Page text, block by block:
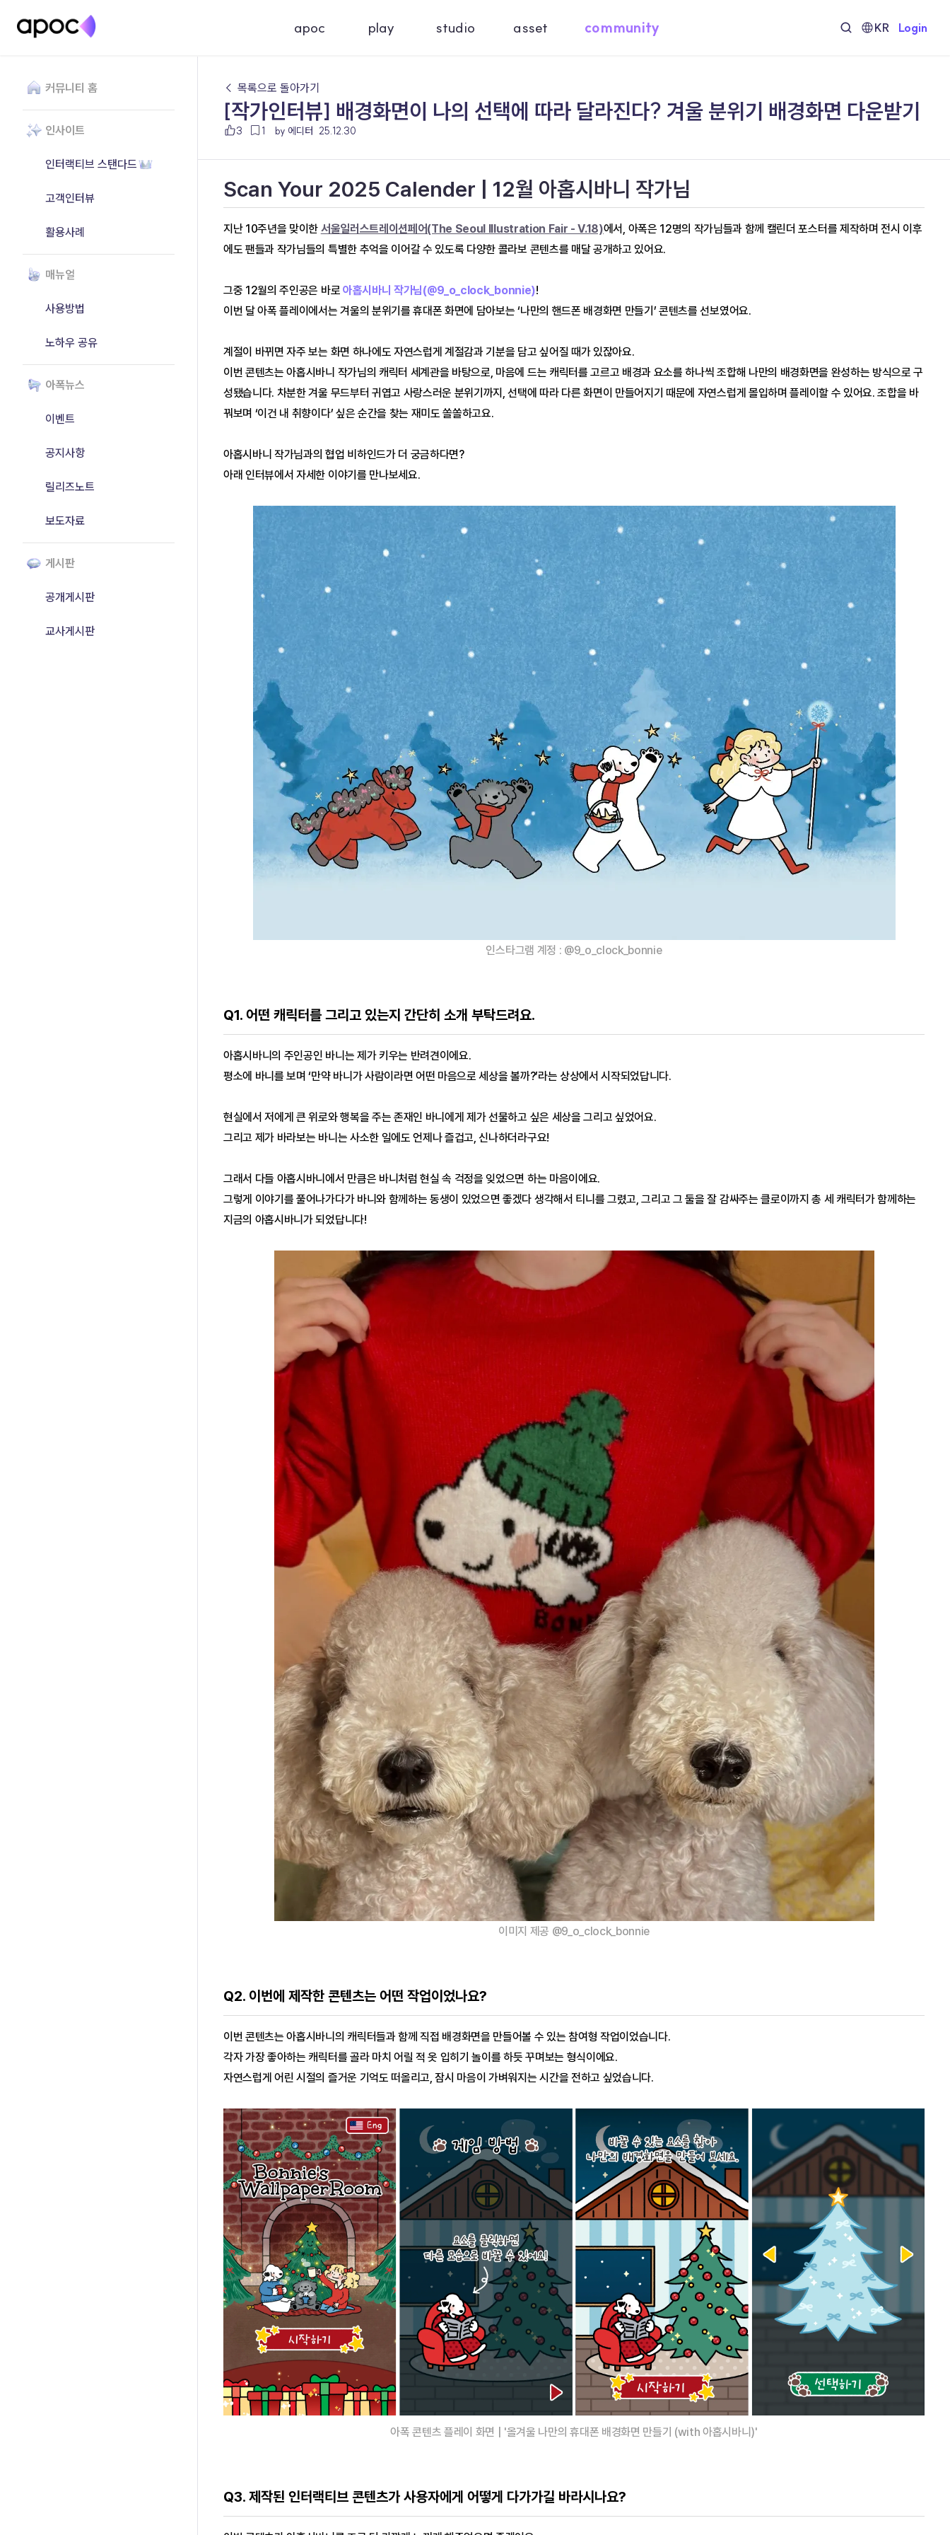
apoc play studio asset community KR Login
커뮤니티 홈
인사이트
인터랙티브 스탠다드
고객인터뷰
활용사례
매뉴얼
사용방법
노하우 공유
아폭뉴스
이벤트
공지사항
릴리즈노트
보도자료
게시판
공개게시판
교사게시판
← 목록으로 돌아가기
[작가인터뷰] 배경화면이 나의 선택에 따라 달라진다? 겨울 분위기 배경화면 다운받기
3 1 by 에디터 25.12.30
Scan Your 2025 Calender | 12월 아홉시바니 작가님
지난 10주년을 맞이한 서울일러스트레이션페어(The Seoul Illustration Fair - V.18)에서, 아폭은 12명의 작가님들과 함께 캘린더 포스터를 제작하며 전시 이후
에도 팬들과 작가님들의 특별한 추억을 이어갈 수 있도록 다양한 콜라보 콘텐츠를 매달 공개하고 있어요.
그중 12월의 주인공은 바로 아홉시바니 작가님(@9_o_clock_bonnie)!
이번 달 아폭 플레이에서는 겨울의 분위기를 휴대폰 화면에 담아보는 ‘나만의 핸드폰 배경화면 만들기’ 콘텐츠를 선보였어요.
계절이 바뀌면 자주 보는 화면 하나에도 자연스럽게 계절감과 기분을 담고 싶어질 때가 있잖아요.
이번 콘텐츠는 아홉시바니 작가님의 캐릭터 세계관을 바탕으로, 마음에 드는 캐릭터를 고르고 배경과 요소를 하나씩 조합해 나만의 배경화면을 완성하는 방식으로 구
성됐습니다. 차분한 겨울 무드부터 귀엽고 사랑스러운 분위기까지, 선택에 따라 다른 화면이 만들어지기 때문에 자연스럽게 몰입하며 플레이할 수 있어요. 조합을 바
꿔보며 ‘이건 내 취향이다’ 싶은 순간을 찾는 재미도 쏠쏠하고요.
아홉시바니 작가님과의 협업 비하인드가 더 궁금하다면?
아래 인터뷰에서 자세한 이야기를 만나보세요.
인스타그램 계정 : @9_o_clock_bonnie
Q1. 어떤 캐릭터를 그리고 있는지 간단히 소개 부탁드려요.
아홉시바니의 주인공인 바니는 제가 키우는 반려견이에요.
평소에 바니를 보며 ‘만약 바니가 사람이라면 어떤 마음으로 세상을 볼까?’라는 상상에서 시작되었답니다.
현실에서 저에게 큰 위로와 행복을 주는 존재인 바니에게 제가 선물하고 싶은 세상을 그리고 싶었어요.
그리고 제가 바라보는 바니는 사소한 일에도 언제나 즐겁고, 신나하더라구요!
그래서 다들 아홉시바니에서 만큼은 바니처럼 현실 속 걱정을 잊었으면 하는 마음이에요.
그렇게 이야기를 풀어나가다가 바니와 함께하는 동생이 있었으면 좋겠다 생각해서 티니를 그렸고, 그리고 그 둘을 잘 감싸주는 클로이까지 총 세 캐릭터가 함께하는
지금의 아홉시바니가 되었답니다!
이미지 제공 @9_o_clock_bonnie
Q2. 이번에 제작한 콘텐츠는 어떤 작업이었나요?
이번 콘텐츠는 아홉시바니의 캐릭터들과 함께 직접 배경화면을 만들어볼 수 있는 참여형 작업이었습니다.
각자 가장 좋아하는 캐릭터를 골라 마치 어릴 적 옷 입히기 놀이를 하듯 꾸며보는 형식이에요.
자연스럽게 어린 시절의 즐거운 기억도 떠올리고, 잠시 마음이 가벼워지는 시간을 전하고 싶었습니다.
아폭 콘텐츠 플레이 화면 | '올겨울 나만의 휴대폰 배경화면 만들기 (with 아홉시바니)'
Q3. 제작된 인터랙티브 콘텐츠가 사용자에게 어떻게 다가가길 바라시나요?